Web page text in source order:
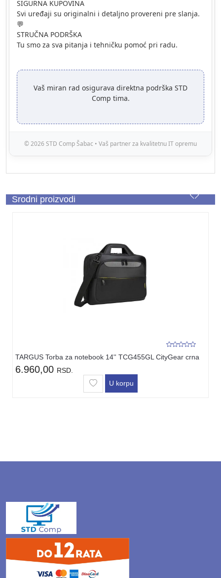
SIGURNA KUPOVINA
Svi uređaji su originalni i detaljno provereni pre slanja.
💬
STRUČNA PODRŠKA
Tu smo za sva pitanja i tehničku pomoć pri radu.
Vaš miran rad osigurava direktna podrška STD
Comp tima.
© 2026 STD Comp Šabac • Vaš partner za kvalitetnu IT opremu
Srodni proizvodi
TARGUS Torba za notebook 14'' TCG455GL CityGear crna
6.960,00 RSD.
U korpu